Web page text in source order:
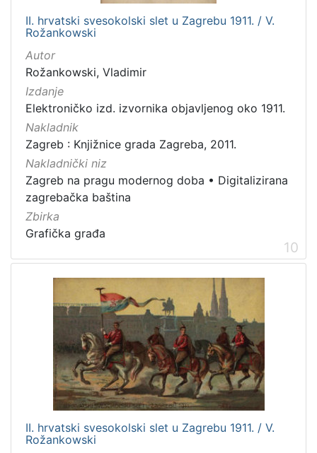
II. hrvatski svesokolski slet u Zagrebu 1911. / V.
Rožankowski
Autor
Rožankowski, Vladimir
Izdanje
Elektroničko izd. izvornika objavljenog oko 1911.
Nakladnik
Zagreb : Knjižnice grada Zagreba, 2011.
Nakladnički niz
Zagreb na pragu modernog doba • Digitalizirana
zagrebačka baština
Zbirka
Grafička građa
10
II. hrvatski svesokolski slet u Zagrebu 1911. / V.
Rožankowski